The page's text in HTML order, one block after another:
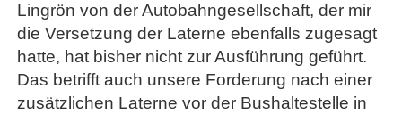
Lingrön von der Autobahngesellschaft, der mir
die Versetzung der Laterne ebenfalls zugesagt
hatte, hat bisher nicht zur Ausführung geführt.
Das betrifft auch unsere Forderung nach einer
zusätzlichen Laterne vor der Bushaltestelle in